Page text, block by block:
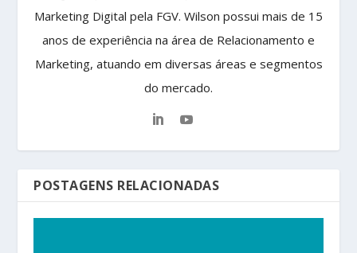
Marketing Digital pela FGV. Wilson possui mais de 15
anos de experiência na área de Relacionamento e
Marketing, atuando em diversas áreas e segmentos
do mercado.
POSTAGENS RELACIONADAS